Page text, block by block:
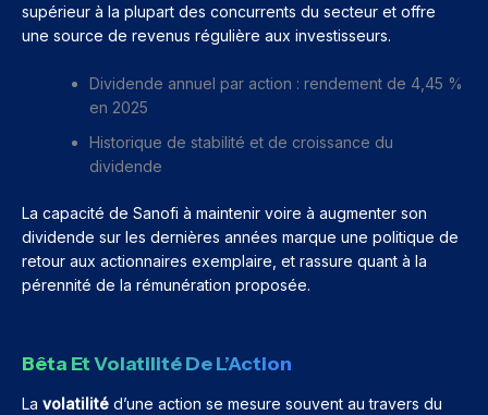
supérieur à la plupart des concurrents du secteur et offre
une source de revenus régulière aux investisseurs.
Dividende annuel par action : rendement de 4,45 %
en 2025
Historique de stabilité et de croissance du
dividende
La capacité de Sanofi à maintenir voire à augmenter son
dividende sur les dernières années marque une politique de
retour aux actionnaires exemplaire, et rassure quant à la
pérennité de la rémunération proposée.
Bêta Et Volatilité De L’Action
La volatilité d’une action se mesure souvent au travers du